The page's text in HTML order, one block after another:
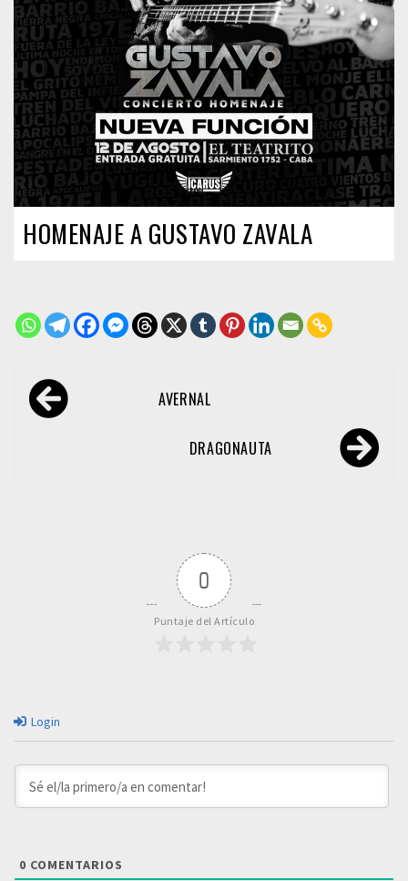
HOMENAJE A GUSTAVO ZAVALA
Navegación
de AVERNAL
DRAGONAUTA
0
Puntaje del Artículo
Login
0 COMENTARIOS